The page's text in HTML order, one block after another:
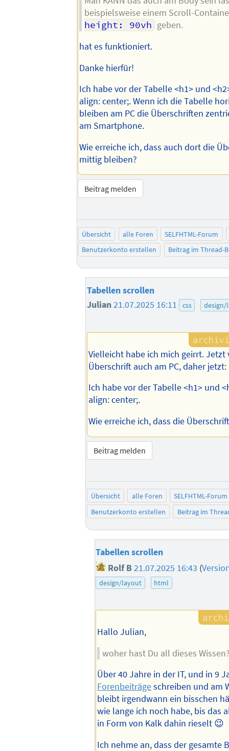
beispielsweise einem Scroll-
height: 90vh geben.
hat es funktioniert.
Danke hierfür!
Ich habe vor der Tabelle <h1> und
align: center;. Wenn ich die Tabelle
bleiben am PC die Überschriften
am Smartphone.
Wie erreiche ich, dass auch dort die
mittig bleiben?
Beitrag melden
Übersicht alle Foren
SELFHTML-Forum
Benutzerkonto erstellen
Beitrag im Thread-
Tabellen scrollen
Julian21.07.2025 16:11 css design/
Vielleicht habe ich mich geirrt. Jetzt
Überschrift auch am PC, daher jetzt:
Ich habe vor der Tabelle <h1> und
align: center;.
Wie erreiche ich, dass die
Beitrag melden
Übersicht alle Foren
SELFHTML-Forum
Benutzerkonto erstellen
Beitrag im
Tabellen scrollen
Rolf B 21.07.2025 16:43 (
design/layout html
Hallo Julian,
woher hast Du all dieses
Über 40 Jahre in der IT, und in 9
Forenbeiträgeschreiben und am
bleibt irgendwann ein bisschen
wie lange ich noch habe, bis das
in Form von Kalk dahin rieselt 😉
Ich nehme an, dass der gesamte